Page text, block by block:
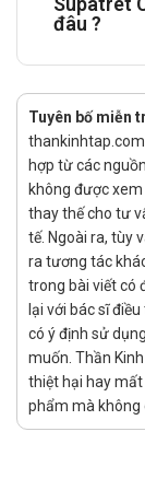
Chống chỉ
Bệnh nhân bị
Tác dụng
Tác dụng tại
số làn da
thuốc.
Cảnh báo
Đọc kỹ
trong quá
liên hệ với
Thuốc
không sử
đâu ?
Tuyên bố miễn
hợp từ các
không được
thay thế cho tư
tế. Ngoài ra, tùy
ra tương tác
trong bài viết có
lại với bác sĩ
có ý định sử
muốn. Thần
thiệt hại hay
phẩm mà không